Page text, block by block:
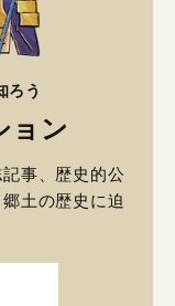
ろう
ョン
事、歴史的公
土の歴史に迫